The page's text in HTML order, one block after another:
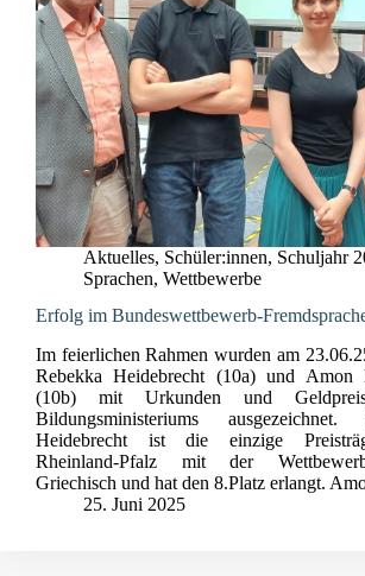
Aktuelles, Schüler:innen, Schuljahr
Sprachen, Wettbewerbe
Erfolg im Bundeswettbewerb-
Im feierlichen Rahmen wurden am
Rebekka Heidebrecht (10a) und Amon
(10b) mit Urkunden und
Bildungsministeriums ausgezeichnet.
Heidebrecht ist die einzige
Rheinland-Pfalz mit der
Griechisch und hat den 8.Platz erlangt.
25. Juni 2025